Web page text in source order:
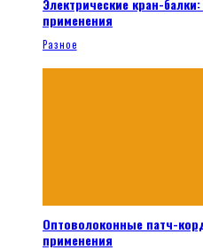
применения
Разное
Оптоволоконные патч-
применения